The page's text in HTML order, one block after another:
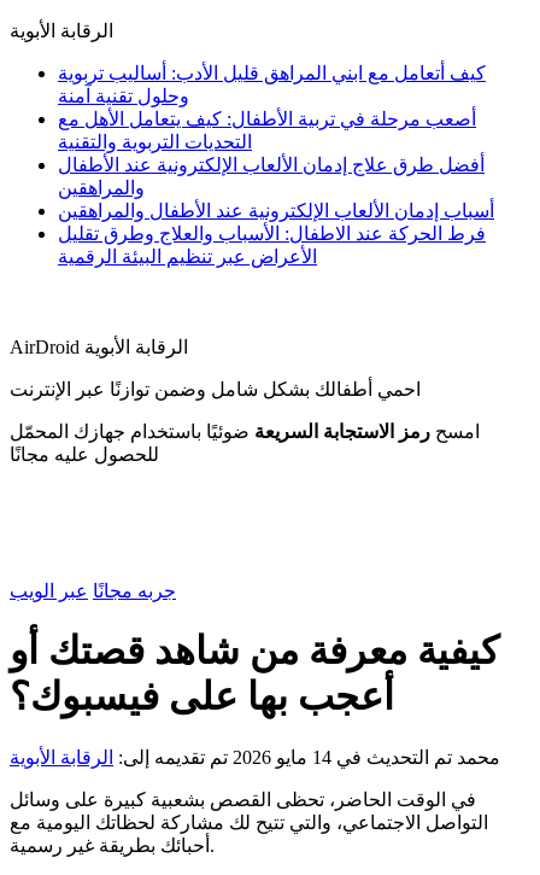
الرقابة الأبوية
كيف أتعامل مع ابني المراهق قليل الأدب: أساليب تربوية
وحلول تقنية آمنة
أصعب مرحلة في تربية الأطفال: كيف يتعامل الأهل مع
التحديات التربوية والتقنية
أفضل طرق علاج إدمان الألعاب الإلكترونية عند الأطفال
والمراهقين
أسباب إدمان الألعاب الإلكترونية عند الأطفال والمراهقين
فرط الحركة عند الاطفال: الأسباب والعلاج وطرق تقليل
الأعراض عبر تنظيم البيئة الرقمية
AirDroid الرقابة الأبوية
احمي أطفالك بشكل شامل وضمن توازنًا عبر الإنترنت
امسح رمز الاستجابة السريعة ضوئيًا باستخدام جهازك المحمّل
للحصول عليه مجانًا
جربه مجانًا عبر الويب
كيفية معرفة من شاهد قصتك أو
أعجب بها على فيسبوك؟
محمد تم التحديث في 14 مايو 2026 تم تقديمه إلى: الرقابة الأبوية
في الوقت الحاضر، تحظى القصص بشعبية كبيرة على وسائل
التواصل الاجتماعي، والتي تتيح لك مشاركة لحظاتك اليومية مع
أحبائك بطريقة غير رسمية.